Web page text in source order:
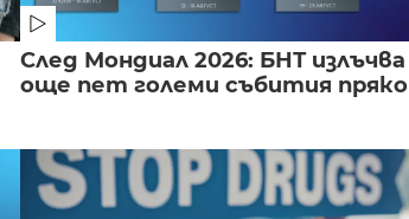
След Мондиал 2026: БНТ излъчва
още пет големи събития пряко